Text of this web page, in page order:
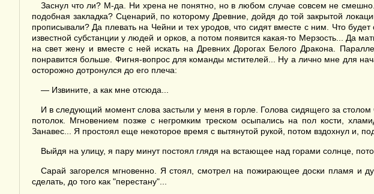
Заснул что ли? М-да. Ни хрена не понятно, но в любом случае совсем не
подобная закладка? Сценарий, по которому Древние, дойдя до той закрытой
прописывали? Да плевать на Чейни и тех уродов, что сидят вместе с ним. Что
известной субстанции у людей и орков, а потом появится какая-то Мерзость... Да
на свет жену и вместе с ней искать на Древних Дорогах Белого Дракона.
понравится больше. Фигня-вопрос для команды мстителей... Ну а лично мне для
осторожно дотронулся до его плеча:
— Извините, а как мне отсюда...
И в следующий момент слова застыли у меня в горле. Голова сидящего за
потолок. Мгновением позже с негромким треском осыпались на пол кости,
Занавес... Я простоял еще некоторое время с вытянутой рукой, потом вздохнул и,
Выйдя на улицу, я пару минут постоял глядя на встающее над горами солнце,
Сарай загорелся мгновенно. Я стоял, смотрел на пожирающее доски пламя и
сделать, до того как "перестану"...